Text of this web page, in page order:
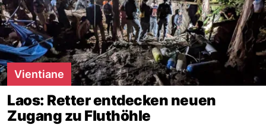
Vientiane
Laos: Retter entdecken neuen
Zugang zu Fluthöhle